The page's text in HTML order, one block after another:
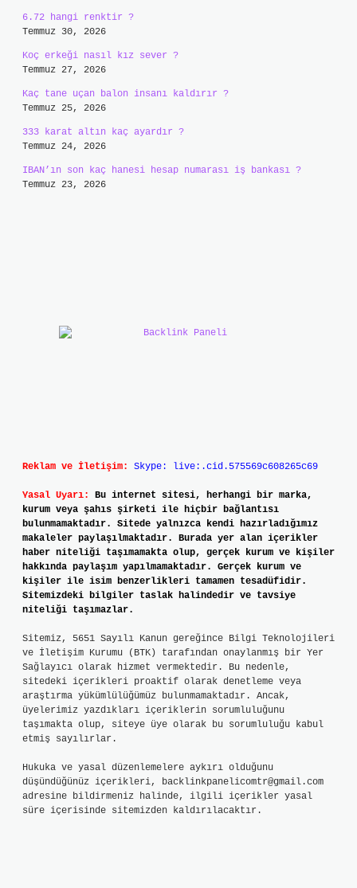
6.72 hangi renktir ?
Temmuz 30, 2026
Koç erkeği nasıl kız sever ?
Temmuz 27, 2026
Kaç tane uçan balon insanı kaldırır ?
Temmuz 25, 2026
333 karat altın kaç ayardır ?
Temmuz 24, 2026
IBAN’ın son kaç hanesi hesap numarası iş bankası ?
Temmuz 23, 2026
Reklam ve İletişim: Skype: live:.cid.575569c608265c69
Yasal Uyarı:
Bu internet sitesi, herhangi bir marka,
kurum veya şahıs şirketi ile hiçbir bağlantısı
bulunmamaktadır. Sitede yalnızca kendi hazırladığımız
makaleler paylaşılmaktadır. Burada yer alan içerikler
haber niteliği taşımamakta olup, gerçek kurum ve kişiler
hakkında paylaşım yapılmamaktadır. Gerçek kurum ve
kişiler ile isim benzerlikleri tamamen tesadüfidir.
Sitemizdeki bilgiler taslak halindedir ve tavsiye
niteliği taşımazlar.
Sitemiz, 5651 Sayılı Kanun gereğince Bilgi Teknolojileri
ve İletişim Kurumu (BTK) tarafından onaylanmış bir Yer
Sağlayıcı olarak hizmet vermektedir. Bu nedenle,
sitedeki içerikleri proaktif olarak denetleme veya
araştırma yükümlülüğümüz bulunmamaktadır. Ancak,
üyelerimiz yazdıkları içeriklerin sorumluluğunu
taşımakta olup, siteye üye olarak bu sorumluluğu kabul
etmiş sayılırlar.
Hukuka ve yasal düzenlemelere aykırı olduğunu
düşündüğünüz içerikleri, backlinkpanelicomtr@gmail.com
adresine bildirmeniz halinde, ilgili içerikler yasal
süre içerisinde sitemizden kaldırılacaktır.